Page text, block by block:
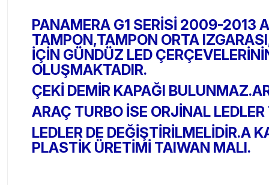
PANAMERA G1 SERİSİ 2009-2013
TAMPON,TAMPON ORTA
İÇİN GÜNDÜZ LED
OLUŞMAKTADIR.
ÇEKİ DEMİR KAPAĞI
ARAÇ TURBO İSE ORJİNAL
LEDLER DE DEĞİŞTİRİLMELİDİR.A
PLASTİK ÜRETİMİ TAIWAN MALI.